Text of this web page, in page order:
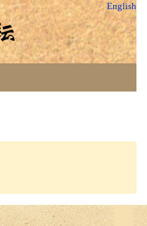
English